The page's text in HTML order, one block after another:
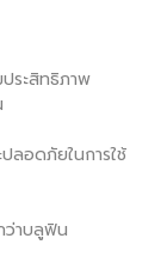
ประสิทธิภาพ
ลอดภัยในการใช้
ว่าบลูฟิน